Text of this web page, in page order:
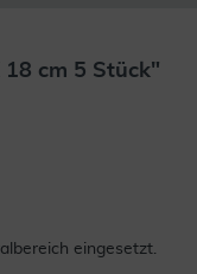
cm 5 Stück"
eingesetzt.